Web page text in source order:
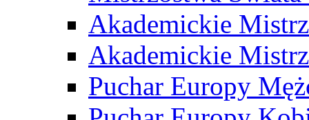
Akademickie
Akademickie
Puchar Europy